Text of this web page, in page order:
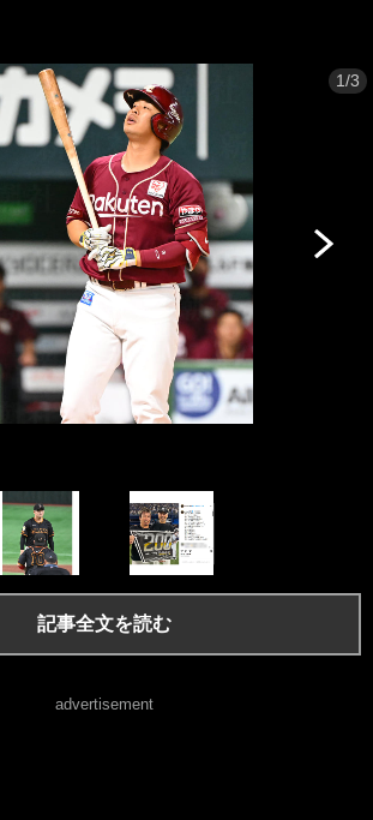
1/3
記事全文を読む
advertisement